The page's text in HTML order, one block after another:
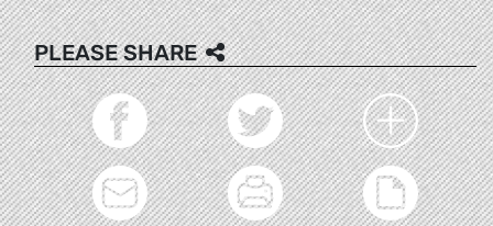
PLEASE SHARE